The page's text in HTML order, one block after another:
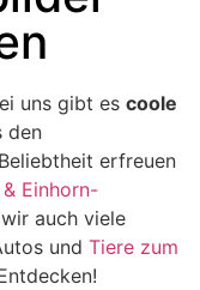
uns gibt es coole
den
erfreuen
Einhorn-
auch viele
und Tiere zum